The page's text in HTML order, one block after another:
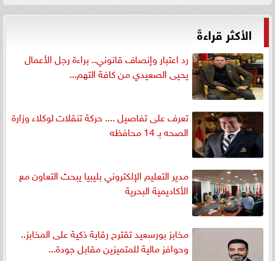
الأكثر قراءةً
رد اعتبار وإنصاف قانوني.. براءة رجل الأعمال
يحيى الصعيدي من كافة التهم...
تعرف على تفاصيل .... حركة تنقلات لوكلاء وزارة
الصحه بـ 14 محافظه
مدير التعليم الإلكتروني بليبيا يبحث التعاون مع
الأكاديمية البحرية
مخابز بورسعيد تقترح رقابة ذكية على المخابز..
وحوافز مالية للمتميزين مقابل جودة...